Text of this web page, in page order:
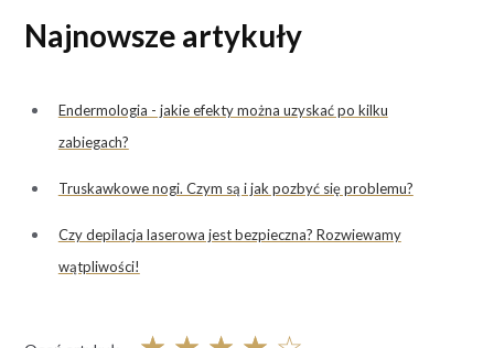
Najnowsze artykuły
Endermologia - jakie efekty można uzyskać po kilku
zabiegach?
Truskawkowe nogi. Czym są i jak pozbyć się problemu?
Czy depilacja laserowa jest bezpieczna? Rozwiewamy
wątpliwości!